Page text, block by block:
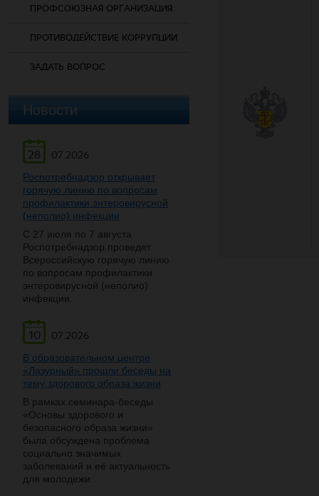
ПРОФСОЮЗНАЯ ОРГАНИЗАЦИЯ
ПРОТИВОДЕЙСТВИЕ КОРРУПЦИИ
ЗАДАТЬ ВОПРОС
Новости
28
07.2026
Роспотребнадзор открывает
горячую линию по вопросам
профилактики энтеровирусной
(неполио) инфекции
С 27 июля по 7 августа
Роспотребнадзор проведет
Всероссийскую горячую линию
по вопросам профилактики
энтеровирусной (неполио)
инфекции.
10
07.2026
В образовательном центре
«Лазурный» прошли беседы на
тему здорового образа жизни
В рамках семинара-беседы
«Основы здорового и
безопасного образа жизни»
была обсуждена проблема
социально значимых
заболеваний и её актуальность
для молодежи.